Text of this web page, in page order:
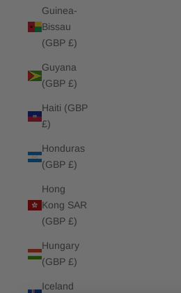
Guinea-
Bissau
(GBP £)
Guyana
(GBP £)
Haiti (GBP
£)
Honduras
(GBP £)
Hong
Kong SAR
(GBP £)
Hungary
(GBP £)
Iceland